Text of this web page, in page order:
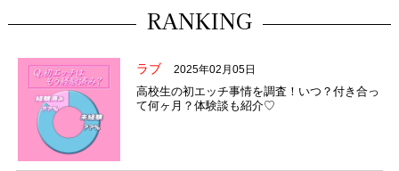
RANKING
ラブ 2025年02月05日
高校生の初エッチ事情を調査！いつ？付き合っ
て何ヶ月？体験談も紹介♡